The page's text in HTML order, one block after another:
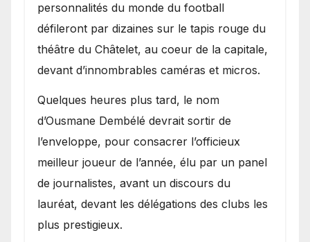
personnalités du monde du football
défileront par dizaines sur le tapis rouge du
théâtre du Châtelet, au coeur de la capitale,
devant d’innombrables caméras et micros.
Quelques heures plus tard, le nom
d’Ousmane Dembélé devrait sortir de
l’enveloppe, pour consacrer l’officieux
meilleur joueur de l’année, élu par un panel
de journalistes, avant un discours du
lauréat, devant les délégations des clubs les
plus prestigieux.